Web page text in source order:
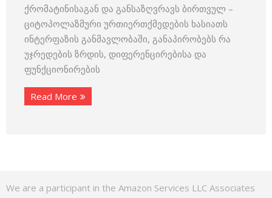
ქრომატინისაგან და განსაზღვრავს ბირთვულ –
ციტოპოლაზმური ურთიერთქმედების ხასიათს
ინტერფაზის განმავლობაში, განაპირობებს რა
უჯრედების ზრდის, დიფერენცირებისა და
ფუნქციონირების
Read More
We are a participant in the Amazon Services LLC Associates